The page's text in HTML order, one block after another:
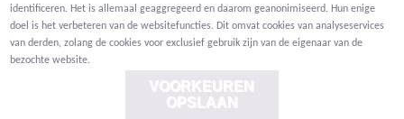
identificeren. Het is allemaal geaggregeerd en daarom geanonimiseerd. Hun enige
doel is het verbeteren van de websitefuncties. Dit omvat cookies van analyseservices
van derden, zolang de cookies voor exclusief gebruik zijn van de eigenaar van de
bezochte website.
VOORKEUREN
OPSLAAN